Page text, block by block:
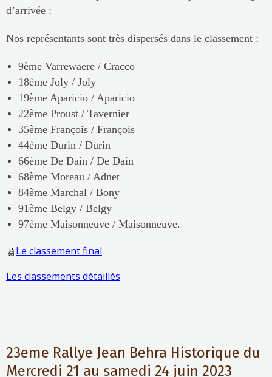
d’arrivée :
Nos représentants sont très dispersés dans le classement :
9ème Varrewaere / Cracco
18ème Joly / Joly
19ème Aparicio / Aparicio
22ème Proust / Tavernier
35ème François / François
44ème Durin / Durin
66ème De Dain / De Dain
68ème Moreau / Adnet
84ème Marchal / Bony
91ème Belgy / Belgy
97ème Maisonneuve / Maisonneuve.
Le classement final
Les classements détaillés
23eme Rallye Jean Behra Historique du
Mercredi 21 au samedi 24 juin 2023